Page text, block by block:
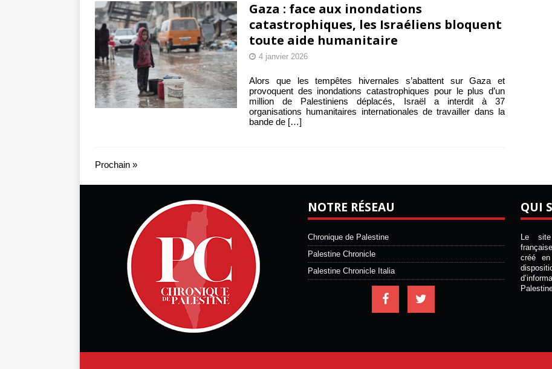
Gaza : face aux inondations
catastrophiques, les Israéliens bloquent
toute aide humanitaire
4 janvier 2026
Alors que les tempêtes hivernales s’abattent sur Gaza et
provoquent des inondations catastrophiques pour le plus d’un
million de Palestiniens déplacés, Israël a interdit à 37
organisations humanitaires internationales de travailler dans la
bande de […]
Prochain »
NOTRE RÉSEAU
Chronique de Palestine
Palestine Chronicle
Palestine Chronicle Italia
QUI
Le site
créé